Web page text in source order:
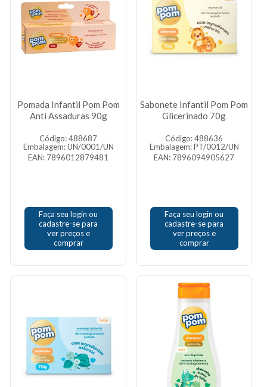
Pomada Infantil Pom Pom
Anti Assaduras 90g
Código: 488687
Embalagem: UN/0001/UN
EAN: 7896012879481
Faça seu login ou
cadastre-se para
ver preços e
comprar
Sabonete Infantil Pom Pom
Glicerinado 70g
Código: 488636
Embalagem: PT/0012/UN
EAN: 7896094905627
Faça seu login ou
cadastre-se para
ver preços e
comprar